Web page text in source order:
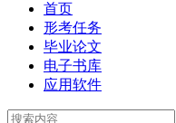
首页
形考任务
毕业论文
电子书库
应用软件